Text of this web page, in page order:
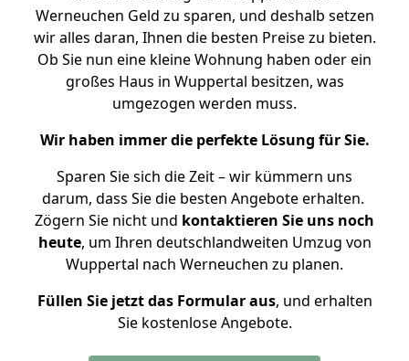
Werneuchen Geld zu sparen, und deshalb setzen
wir alles daran, Ihnen die besten Preise zu bieten.
Ob Sie nun eine kleine Wohnung haben oder ein
großes Haus in Wuppertal besitzen, was
umgezogen werden muss.
Wir haben immer die perfekte Lösung für Sie.
Sparen Sie sich die Zeit – wir kümmern uns
darum, dass Sie die besten Angebote erhalten.
Zögern Sie nicht und kontaktieren Sie uns noch
heute, um Ihren deutschlandweiten Umzug von
Wuppertal nach Werneuchen zu planen.
Füllen Sie jetzt das Formular aus, und erhalten
Sie kostenlose Angebote.